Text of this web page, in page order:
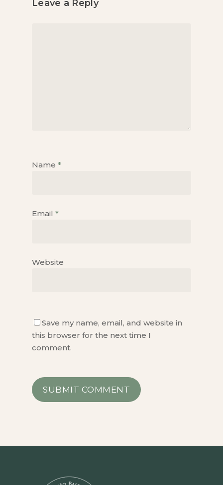
Leave a Reply
Name *
Email *
Website
Save my name, email, and website in
this browser for the next time I
comment.